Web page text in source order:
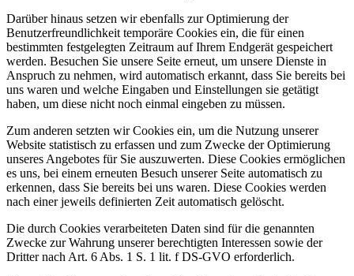
Darüber hinaus setzen wir ebenfalls zur Optimierung der
Benutzerfreundlichkeit temporäre Cookies ein, die für einen
bestimmten festgelegten Zeitraum auf Ihrem Endgerät gespeichert
werden. Besuchen Sie unsere Seite erneut, um unsere Dienste in
Anspruch zu nehmen, wird automatisch erkannt, dass Sie bereits bei
uns waren und welche Eingaben und Einstellungen sie getätigt
haben, um diese nicht noch einmal eingeben zu müssen.
Zum anderen setzten wir Cookies ein, um die Nutzung unserer
Website statistisch zu erfassen und zum Zwecke der Optimierung
unseres Angebotes für Sie auszuwerten. Diese Cookies ermöglichen
es uns, bei einem erneuten Besuch unserer Seite automatisch zu
erkennen, dass Sie bereits bei uns waren. Diese Cookies werden
nach einer jeweils definierten Zeit automatisch gelöscht.
Die durch Cookies verarbeiteten Daten sind für die genannten
Zwecke zur Wahrung unserer berechtigten Interessen sowie der
Dritter nach Art. 6 Abs. 1 S. 1 lit. f DS-GVO erforderlich.